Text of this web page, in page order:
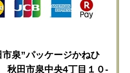
市泉”パッケージかねひ
秋田市泉中央4丁目１０-